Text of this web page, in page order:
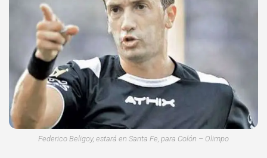
Federico Beligoy, estará en Santa Fe, para Colón – Olimpo